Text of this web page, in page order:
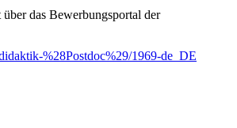
das Bewerbungsportal der
%28Postdoc%29/1969-de_DE